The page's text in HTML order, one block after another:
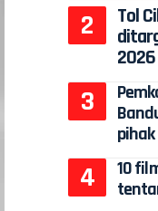
Tol
2026
10